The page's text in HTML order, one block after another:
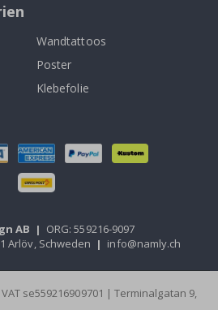
Wandtattoos
Poster
Klebefolie
AB | ORG: 559216-9097
Arlöv, Schweden | info@namly.ch
se559216909701 | Terminalgatan 9,